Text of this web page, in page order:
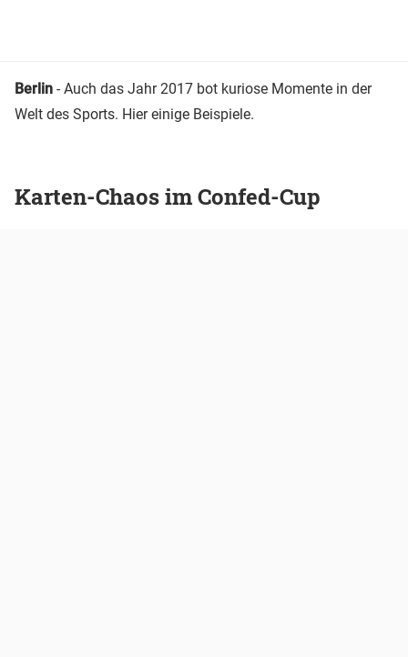
Berlin - Auch das Jahr 2017 bot kuriose Momente in der
Welt des Sports. Hier einige Beispiele.
Karten-Chaos im Confed-Cup